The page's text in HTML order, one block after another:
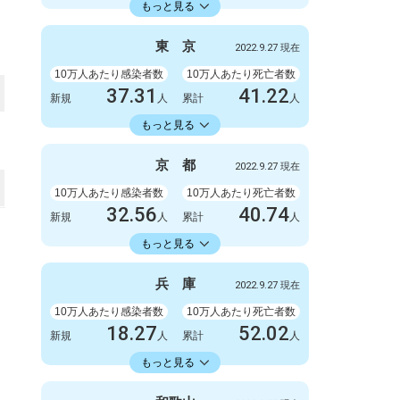
もっと見る
人
感染者数
3300人
死亡者数
新規
9人
累計 2086723人 累計 6412人
東 京 2022.9.27 現在
10万人あたり感染者数
新規
37.31 人
10万人あたり死亡者数
累計
41.22 人
もっと見る
22429.74人
感染者数
5247人
死亡者数
新規
6人
累計 3154675人 累計 5798人
京 都 2022.9.27 現在
10万人あたり感染者数
新規
32.56 人
10万人あたり死亡者数
累計
40.74人
もっと見る
18413.86人
感染者数
840人
死亡者数
新規
3人
累計
475063人 累計 1051人
兵 庫 2022.9.27 現在
10万人あたり感染者数
新規
18.27 人
10万人あたり死亡者数
累計
52.02 人
もっと見る
18353.34人
感染者数
死亡者数